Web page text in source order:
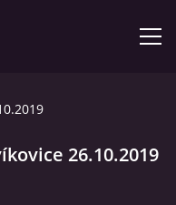
26.10.2019